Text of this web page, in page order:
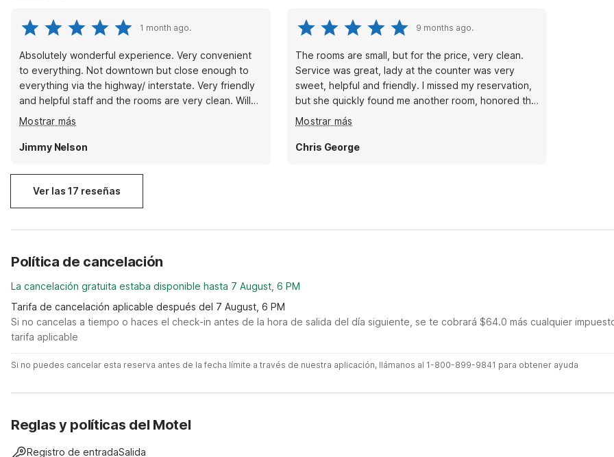
1 month ago.
Absolutely wonderful experience. Very convenient
to everything. Not downtown but close enough to
everything via the highway/ interstate. Very friendly
and helpful staff and the rooms are very clean. Will
be back of I'm every back here visiting.
Mostrar más
Jimmy Nelson
9 months ago.
The rooms are small, but for the price, very clean.
Service was great, lady at the counter was very
sweet, helpful and friendly. I missed my reservation,
but she quickly found me another room, honored the
discounted price on the reservation,and did it all with
a smile on her face. I would definitely stay here
again!
Mostrar más
Chris George
Ver las 17 reseñas
Política de cancelación
La cancelación gratuita estaba disponible hasta 7 August, 6 PM
Tarifa de cancelación aplicable después del 7 August, 6 PM
Si no cancelas a tiempo o haces el check-in antes de la hora de salida del día siguiente, se te cobrará $64.0 más cualquier
tarifa aplicable
Si no puedes cancelar esta reserva antes de la fecha límite a través de nuestra aplicación, llámanos al 1-800-899-9841 para obtener ayuda
Reglas y políticas del Motel
Registro de entradaSalida